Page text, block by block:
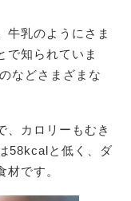
牛乳のようにさま
で知られていま
などさまざまな
、カロリーもむき
58kcalと低く、ダ
です。